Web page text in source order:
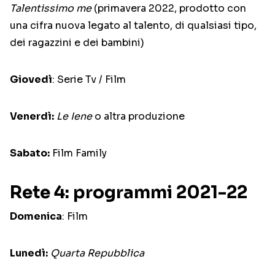
Talentissimo me(primavera 2022, prodotto con
una cifra nuova legato al talento, di qualsiasi tipo,
dei ragazzini e dei bambini)
Giovedì: Serie Tv / Film
Venerdì: Le Ieneo altra produzione
Sabato: Film Family
Rete 4: programmi 2021-22
Domenica: Film
Lunedì: Quarta Repubblica